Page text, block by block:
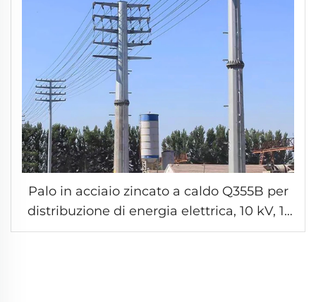
Palo in acciaio zincato a caldo Q355B per
distribuzione di energia elettrica, 10 kV, 11
kV, 33 kV, altezza 11 m, 12 m, ottangolare